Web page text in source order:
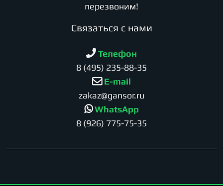
перезвоним!
Cвязаться с нами
Телефон
8 (495) 235-88-35
E-mail
zakaz@gansor.ru
WhatsApp
8 (926) 775-75-35